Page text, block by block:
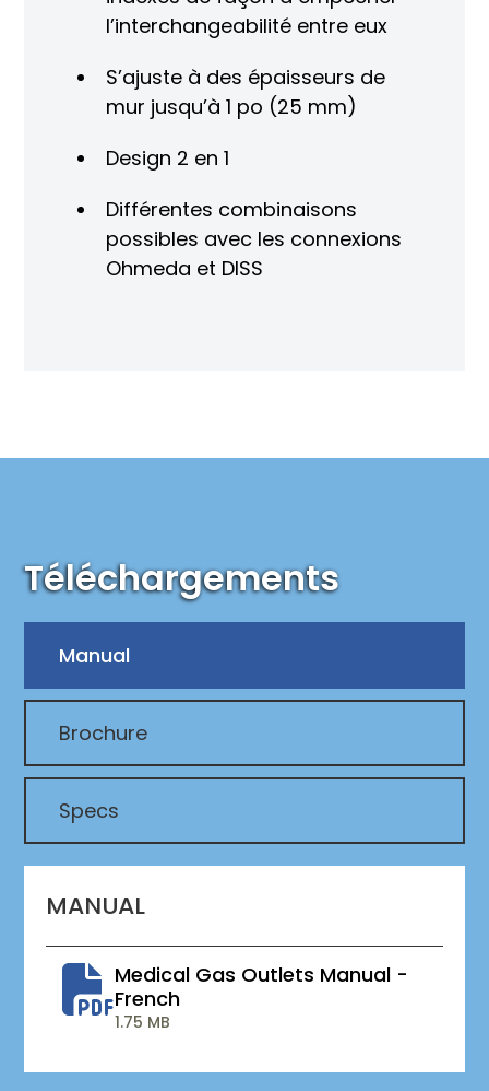
l’interchangeabilité entre eux
S’ajuste à des épaisseurs de
mur jusqu’à 1 po (25 mm)
Design 2 en 1
Différentes combinaisons
possibles avec les connexions
Ohmeda et DISS
Téléchargements
Manual
Brochure
Specs
MANUAL
Medical Gas Outlets Manual -
French
1.75 MB